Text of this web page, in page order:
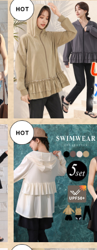
【メール便】UVカット
上 UVパーカー ラッシ
洋服見え ティアードフ
ネック パーカー 薄い
shguard097
¥8,360
【宅配便】UVカット率
水着 体型カバー レディ
シュガード 長袖 タン
ット／
¥13,960